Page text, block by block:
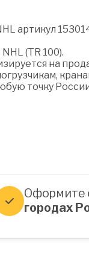
артикул
(TR 100).
на
точку
Оформите
городах